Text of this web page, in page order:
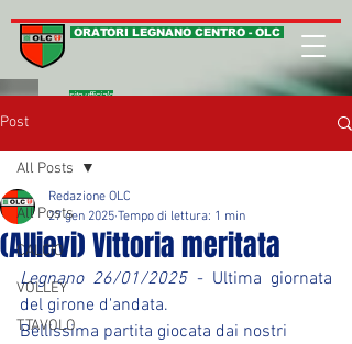
ORATORI LEGNANO CENTRO - OLC
sito ufficiale
Post
All Posts
CALCIO
VOLLEY
T.TAVOLO
All Posts
(Allievi) Vittoria meritata
Redazione OLC
27 gen 2025 Tempo di lettura: 1 min
Legnano 26/01/2025 - Ultima giornata
del girone d'andata.
Bellissima partita giocata dai nostri